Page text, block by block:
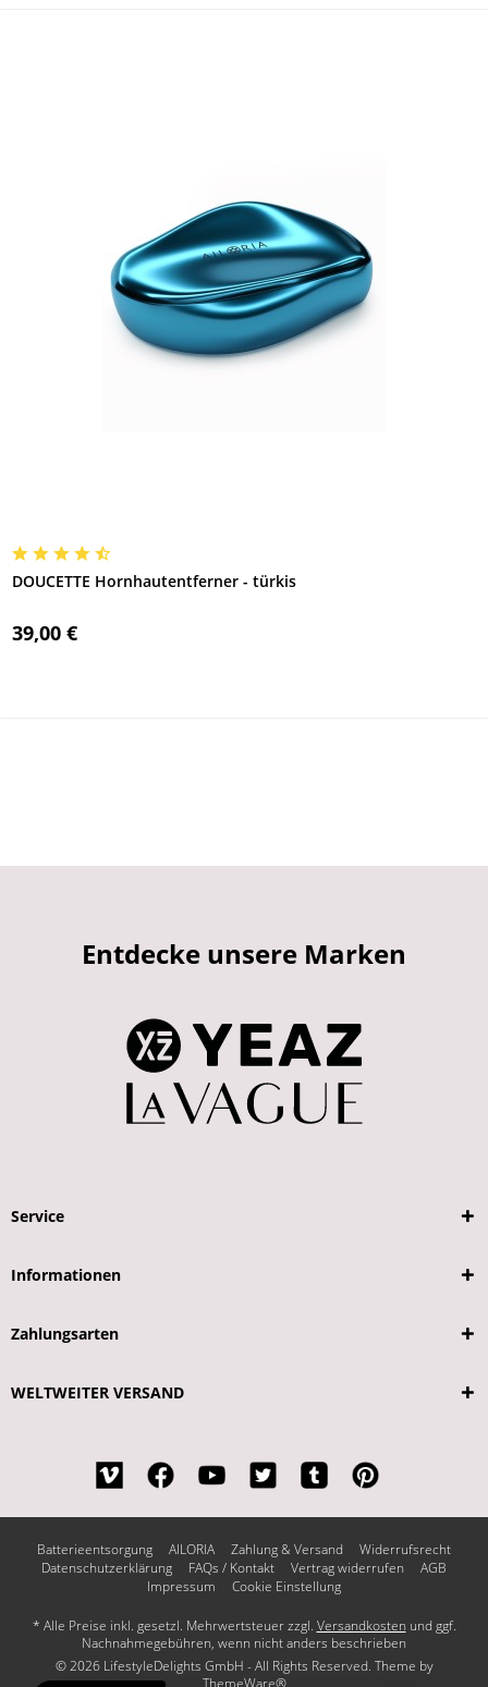
DOUCETTE Hornhautentferner - türkis
39,00 €
Entdecke unsere Marken
Service
Informationen
Zahlungsarten
WELTWEITER VERSAND
Batterieentsorgung AILORIA Zahlung & Versand
Widerrufsrecht
Datenschutzerklärung
FAQs / Kontakt Vertrag widerrufen
AGB
Impressum
Cookie Einstellung
* Alle Preise inkl. gesetzl. Mehrwertsteuer zzgl. Versandkosten und ggf.
Nachnahmegebühren, wenn nicht anders beschrieben
© 2026 LifestyleDelights GmbH - All Rights Reserved. Theme by
ThemeWare®